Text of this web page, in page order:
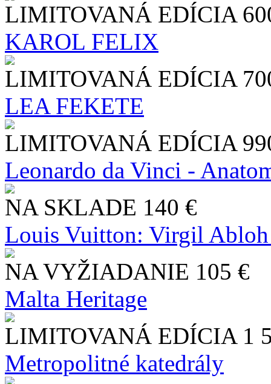
LIMITOVANÁ EDÍCIA
KAROL FELIX
LIMITOVANÁ EDÍCIA
LEA FEKETE
LIMITOVANÁ EDÍCIA
Leonardo da Vinci -
NA SKLADE 140 €
Louis Vuitton: Virgil
NA VYŽIADANIE 105 €
Malta Heritage
LIMITOVANÁ EDÍCIA 1
Metropolitné katedrály